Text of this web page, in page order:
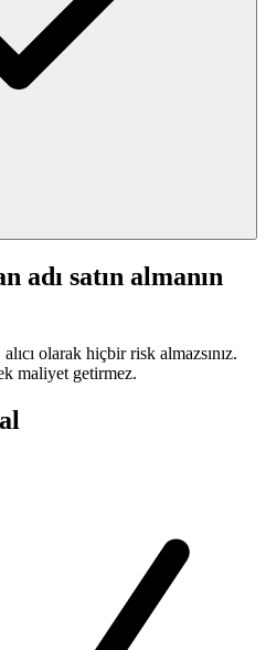
adı satın almanın
olarak hiçbir risk almazsınız.
maliyet getirmez.